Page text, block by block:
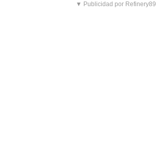
▼ Publicidad por Refinery89